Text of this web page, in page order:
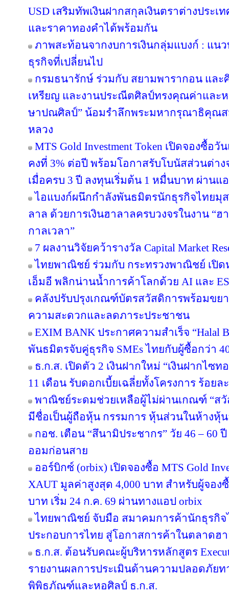
USD เสริมทัพเงินฝากสกุลเงินตราต่างประเ
และราคาทองคำได้พร้อมกัน
ภาพสะท้อนจากงบการเงินกลุ่มแบงก์ : แ
ธุรกิจที่เปลี่ยนไป
กรมธนารักษ์ ร่วมกับ สยามพารากอน แล
เหรียญ และงานประณีตศิลป์ทรงคุณค่าและ
ษาปณศิลป์” น้อมรำลึกพระมหากรุณาธิคุณ
หลวง
MTS Gold Investment Token เปิดจองซื้อ
คงที่ 3% ต่อปี พร้อมโอกาสรับโบนัสส่วนต่า
เมื่อครบ 3 ปี ลงทุนเริ่มต้น 1 หมื่นบาท ผ่านแ
ไอแบงก์ผนึกกำลังพันธมิตรนักธุรกิจไทยมุ
ลาล ด้วยการเงินฮาลาลครบวงจรในงาน “
กาลเวลา”
7 ผลงานวิจัยคว้ารางวัล Capital Market
ไทยพาณิชย์ ร่วมกับ กระทรวงพาณิชย์ เปิด
เอ็มอี พลิกน่านน้ำการค้าโลกด้วย AI และ
คลังปรับปรุงเกณฑ์บัตรสวัสดิการพร้อมขย
ความสะดวกและลดภาระประชาชน
EXIM BANK ประกาศความสำเร็จ “Halal
พันธมิตรจับคู่ธุรกิจ SMEs ไทยกับผู้ซื้อกว่า
ธ.ก.ส. เปิดตัว 2 เงินฝากใหม่ “เงินฝากไซท
11 เดือน รับดอกเบี้ยเฉลี่ยทั้งโครงการ ร้อยล
พาณิชย์ระดมช่วยเหลือผู้ไม่ผ่านเกณฑ์ “ส
มีชื่อเป็นผู้ถือหุ้น กรรมการ หุ้นส่วนในห้างหุ้
กอช. เตือน “สึนามิประชากร” วัย 46 – 60
ออมก่อนสาย
ออร์บิกซ์ (orbix) เปิดจองซื้อ MTS Gold
XAUT มูลค่าสูงสุด 4,000 บาท สำหรับผู้จอง
บาท เริ่ม 24 ก.ค. 69 ผ่านทางแอป orbix
ไทยพาณิชย์ จับมือ สมาคมการค้านักธุรกิ
ประกอบการไทย สู่โอกาสการค้าในตลาดฮ
ธ.ก.ส. ต้อนรับคณะผู้บริหารหลักสูตร
รายงานผลการประเมินด้านความปลอดภัยท
พิพิธภัณฑ์และหอศิลป์ ธ.ก.ส.